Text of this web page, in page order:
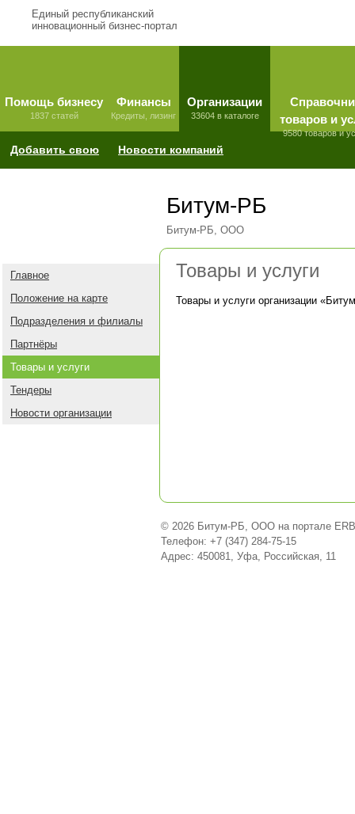
Единый республиканский
инновационный бизнес-портал
Помощь бизнесу
1837 статей
Финансы
Кредиты, лизинг
Организации
33604 в каталоге
товаров и
9580 товаров и
Добавить свою Новости компаний
Битум-РБ
Битум-РБ, ООО
Главное
Положение на карте
Подразделения и филиалы
Партнёры
Товары и услуги
Тендеры
Новости организации
Товары и услуги
Товары и услуги организации «
© 2026 Битум-РБ, ООО на портале
Телефон: +7 (347) 284-75-15
Адрес: 450081, Уфа, Российская, 11